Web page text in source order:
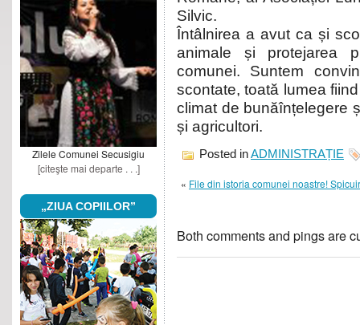
Zilele Comunei Secusigiu
[citeşte mai departe . . .]
„ZIUA COPIILOR”
Silvic.
Întâlnirea a avut ca și
animale și protejarea
comunei. Suntem
scontate, toată lumea
climat de bunăînțelegere
și agricultori.
Posted inADMINISTRAȚIE
« File din istoria comunei noastre!
Both comments and pings are